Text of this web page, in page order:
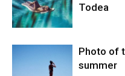
Todea
Photo of
summer